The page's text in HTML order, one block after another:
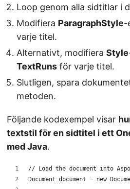
Loop genom alla sidtitlar i
Modifiera ParagraphStyle-
varje titel.
Alternativt, modifiera Style
TextRuns för varje titel.
Slutligen, spara
metoden.
Följande kodexempel visar
textstil för en sidtitel i ett
med Java.
// Load the document into
Document document = new